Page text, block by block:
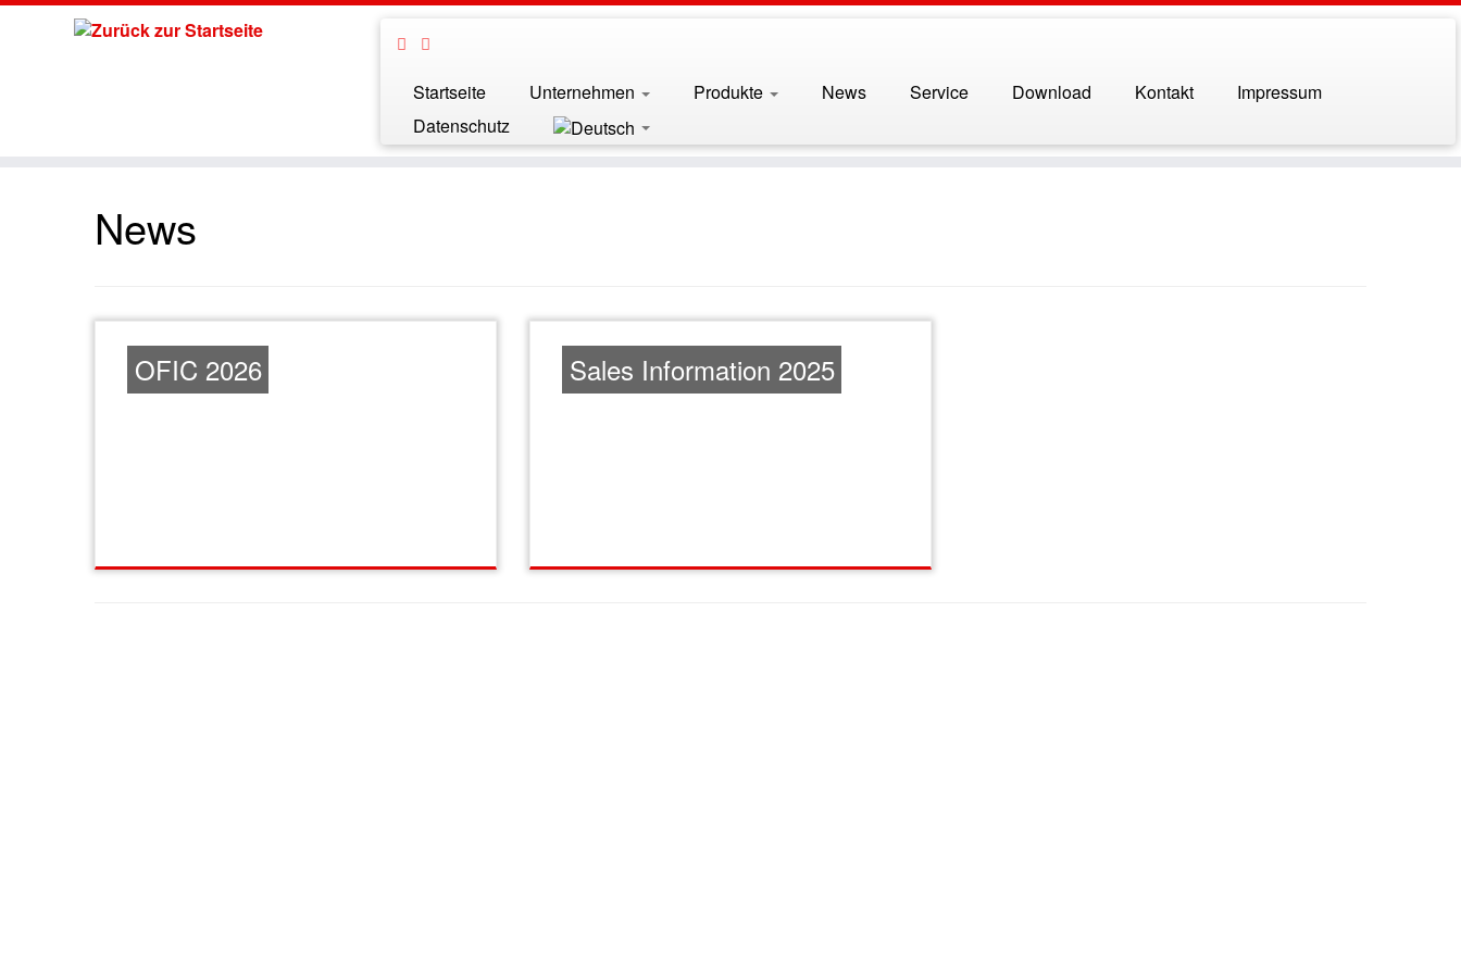
Startseite Unternehmen Produkte News Service Download Kontakt
Impressum
Datenschutz
News
OFIC 2026 Sales Information 2025